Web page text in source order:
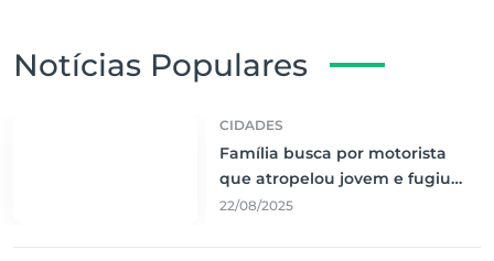
Notícias Populares
CIDADES
Família busca por motorista
que atropelou jovem e fugiu
sem prestar socorro
22/08/2025